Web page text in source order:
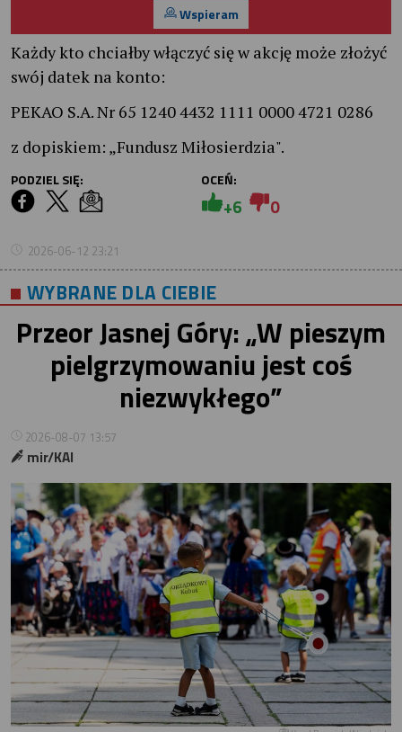
Wspieram
Każdy kto chciałby włączyć się w akcję może złożyć
swój datek na konto:
PEKAO S.A. Nr 65 1240 4432 1111 0000 4721 0286
z dopiskiem: „Fundusz Miłosierdzia".
PODZIEL SIĘ: OCEŃ:
+6 0
2026-06-12 23:21
WYBRANE DLA CIEBIE
Przeor Jasnej Góry: „W pieszym
pielgrzymowaniu jest coś
niezwykłego”
2026-08-07 13:57
mir/KAI